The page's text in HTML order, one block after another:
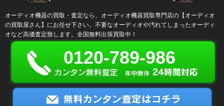
オーディオ機器の買取・査定なら、オーディオ機器買取専門店の【オーディオ
の買取屋さん】にお任せ下さい。不要なオーディオや汚れてしまったオーディ
オなど高価査定致します。全国無料出張買取中！
0120-789-986